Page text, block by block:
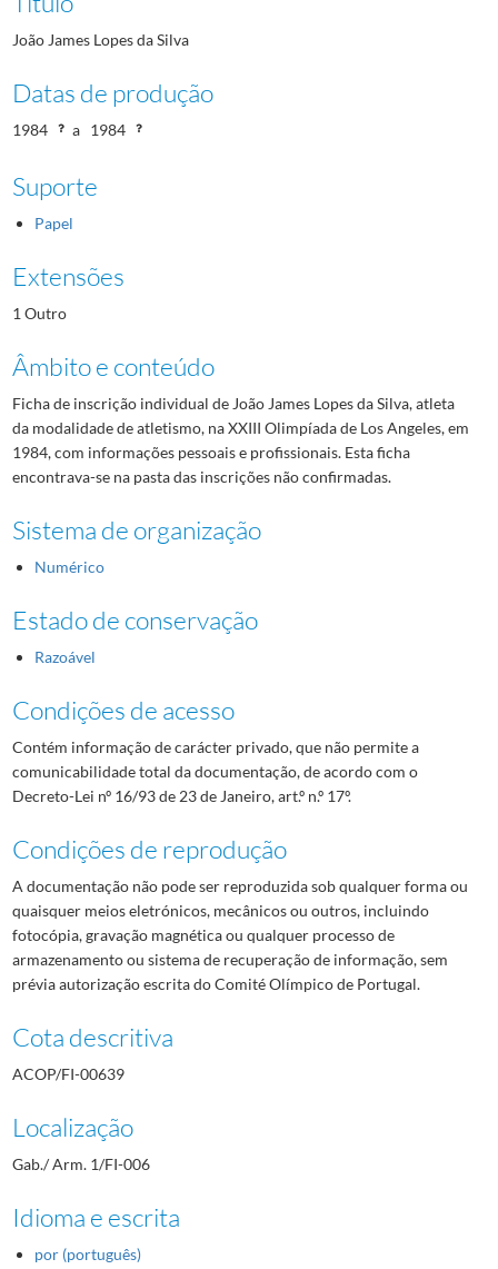
João James Lopes da Silva
Datas de produção
1984 a 1984
Suporte
Papel
Extensões
1 Outro
Âmbito e conteúdo
Ficha de inscrição individual de João James Lopes da Silva, atleta
da modalidade de atletismo, na XXIII Olimpíada de Los Angeles, em
1984, com informações pessoais e profissionais. Esta ficha
encontrava-se na pasta das inscrições não confirmadas.
Sistema de organização
Numérico
Estado de conservação
Razoável
Condições de acesso
Contém informação de carácter privado, que não permite a
comunicabilidade total da documentação, de acordo com o
Decreto-Lei nº 16/93 de 23 de Janeiro, art.º n.º 17º.
Condições de reprodução
A documentação não pode ser reproduzida sob qualquer forma ou
quaisquer meios eletrónicos, mecânicos ou outros, incluindo
fotocópia, gravação magnética ou qualquer processo de
armazenamento ou sistema de recuperação de informação, sem
prévia autorização escrita do Comité Olímpico de Portugal.
Cota descritiva
ACOP/FI-00639
Localização
Gab./ Arm. 1/FI-006
Idioma e escrita
por (português)